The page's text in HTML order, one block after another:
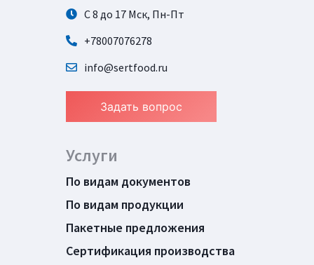
С 8 до 17 Мск, Пн-Пт
+78007076278
info@sertfood.ru
Задать вопрос
Услуги
По видам документов
По видам продукции
Пакетные предложения
Сертификация производства